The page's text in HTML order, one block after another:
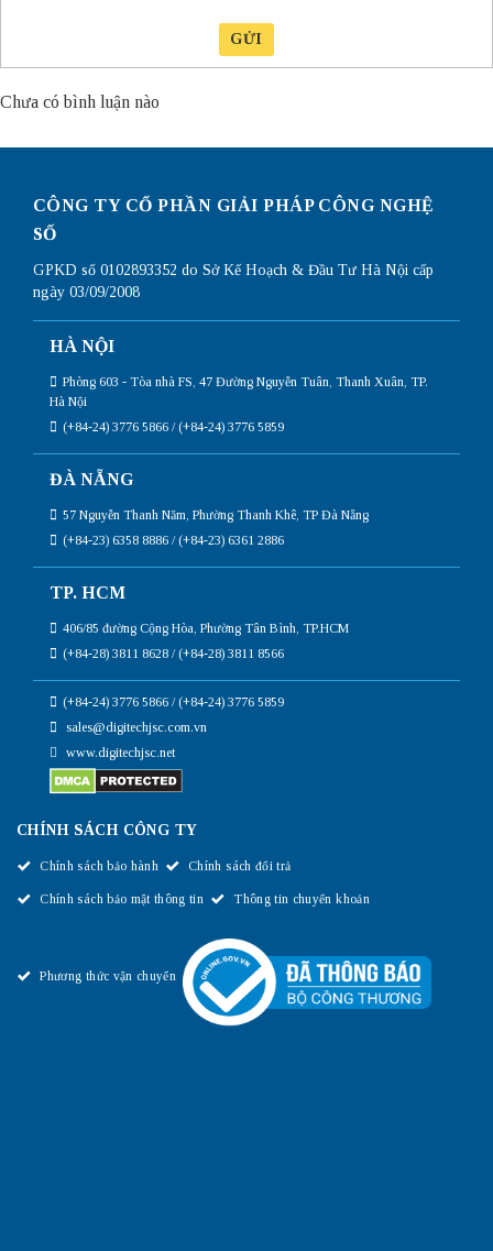
GỬI
Chưa có bình luận nào
CÔNG TY CỔ PHẦN GIẢI PHÁP CÔNG NGHỆ
SỐ
GPKD số 0102893352 do Sở Kế Hoạch & Đầu Tư Hà Nội cấp
ngày 03/09/2008
HÀ NỘI
Phòng 603 - Tòa nhà FS, 47 Đường Nguyễn Tuân, Thanh Xuân, TP.
Hà Nội
(+84-24) 3776 5866 / (+84-24) 3776 5859
ĐÀ NẴNG
57 Nguyễn Thanh Năm, Phường Thanh Khê, TP Đà Nẵng
(+84-23) 6358 8886 / (+84-23) 6361 2886
TP. HCM
406/85 đường Cộng Hòa, Phường Tân Bình, TP.HCM
(+84-28) 3811 8628 / (+84-28) 3811 8566
(+84-24) 3776 5866 / (+84-24) 3776 5859
sales@digitechjsc.com.vn
www.digitechjsc.net
CHÍNH SÁCH CÔNG TY
Chính sách bảo hành Chính sách đổi trả
Chính sách bảo mật thông tin Thông tin chuyển khoản
Phương thức vận chuyển